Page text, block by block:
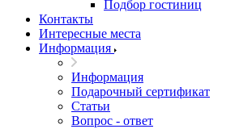
Подбор гостиниц
Контакты
Интересные места
Информация
Информация
Подарочный сертификат
Статьи
Вопрос - ответ